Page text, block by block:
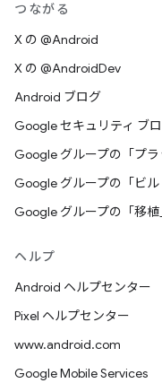
つながる
X の @Android
X の @AndroidDev
Android ブログ
Google セキュリティ ブ
Google グループの「プ
Google グループの「ビ
Google グループの「移植
ヘルプ
Android ヘルプセンター
Pixel ヘルプセンター
www.android.com
Google Mobile Services